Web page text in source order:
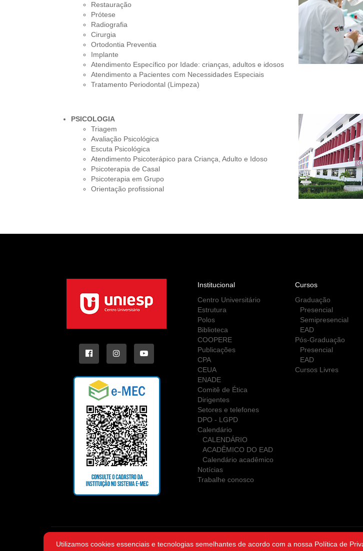
Utilizamos cookies essenciais e tecnologias semelhantes de acordo com a nossa Política de
Restauração
Prótese
Radiografia
Cirurgia
Ortodontia Preventia
Implante
Atendimento Específico por Idade: crianças, adultos e idosos
Atendimento a Pacientes com Necessidades Especiais
Tratamento Periodontal (Limpeza)
PSICOLOGIA
Triagem
Avaliação Psicológica
Escuta Psicológica
Atendimento Psicoterápico para Criança, Adulto e Idoso
Psicoterapia de Casal
Psicoterapia em Grupo
Orientação profissional
Institucional
Centro Universitário
Estrutura
Polos
Biblioteca
COOPERE
Publicações
CPA
CEUA
ENADE
Comitê de Ética
Dirigentes
Setores e telefones
DPO - LGPD
Calendário
CALENDÁRIO
ACADÊMICO DO EAD
Calendário acadêmico
Notícias
Trabalhe conosco
Cursos
Graduação
Presencial
Semipresencial
EAD
Pós-Graduação
Presencial
EAD
Cursos Livres
Copyright ©2026 Sociedade de Ensino Superior